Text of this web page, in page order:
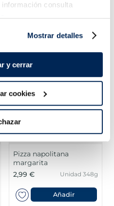
consulta
Mostrar detalles
y cerrar
cookies
un menú de 10!
napolitana
Unidad 348g
Añadir
3,99 €